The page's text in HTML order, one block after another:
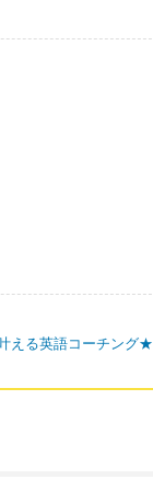
える英語コーチング★